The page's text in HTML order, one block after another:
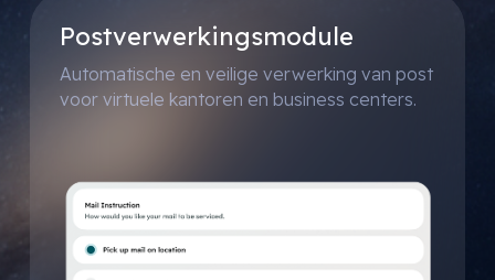
Postverwerkingsmodule
Automatische en veilige verwerking van post
voor virtuele kantoren en business centers.